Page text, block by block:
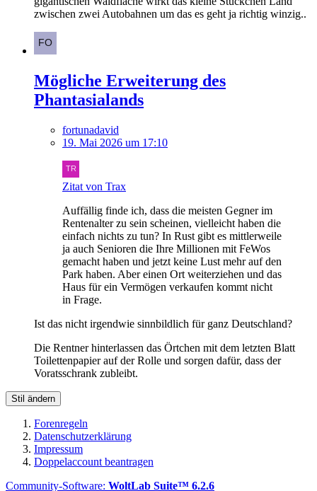
zwischen zwei Autobahnen um das es geht ja richtig winzig..
Mögliche Erweiterung des
Phantasialands
fortunadavid
19. Mai 2026 um 17:10
Zitat von Trax
Auffällig finde ich, dass die meisten Gegner im
Rentenalter zu sein scheinen, vielleicht haben die
einfach nichts zu tun? In Rust gibt es mittlerweile
ja auch Senioren die Ihre Millionen mit FeWos
gemacht haben und jetzt keine Lust mehr auf den
Park haben. Aber einen Ort weiterziehen und das
Haus für ein Vermögen verkaufen kommt nicht
in Frage.
Ist das nicht irgendwie sinnbildlich für ganz Deutschland?
Die Rentner hinterlassen das Örtchen mit dem letzten Blatt
Toilettenpapier auf der Rolle und sorgen dafür, dass der
Voratsschrank zubleibt.
Stil ändern
Forenregeln
Datenschutzerklärung
Impressum
Doppelaccount beantragen
Community-Software: WoltLab Suite™ 6.2.6